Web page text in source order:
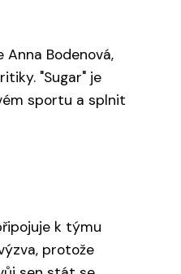
Bodenová,
"Sugar" je
sportu a splnit
k týmu
protože